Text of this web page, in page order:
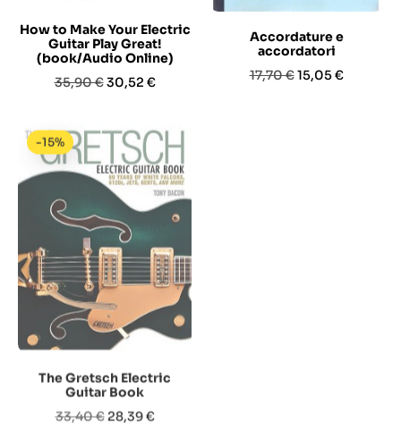
How to Make Your Electric
Guitar Play Great!
(book/Audio Online)
Prezzo
35,90 €Prezzo
30,52 €
Accordature e
accordatori
Prezzo
17,70 €Prezzo
15,05 €
The Gretsch Electric
Guitar Book
Prezzo
33,40 € Prezzo
28,39 €
-15%